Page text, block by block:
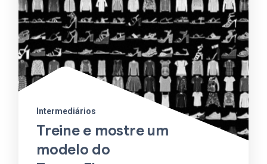
Intermediários
Treine e mostre um
modelo do